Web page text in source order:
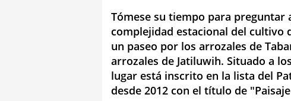
Tómese su tiempo para preguntar
complejidad estacional del cultivo
un paseo por los arrozales de
arrozales de Jatiluwih. Situado a
lugar está inscrito en la lista del
desde 2012 con el título de